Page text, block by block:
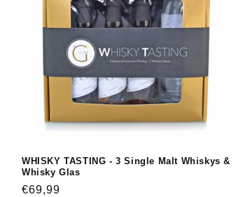
WHISKY TASTING - 3 Single Malt Whiskys &
Whisky Glas
Normaler
€69,99